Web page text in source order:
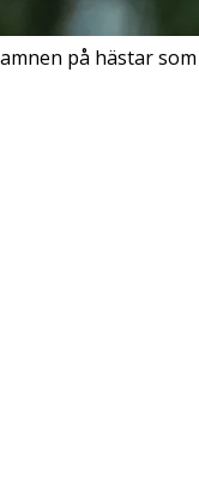
på hästar